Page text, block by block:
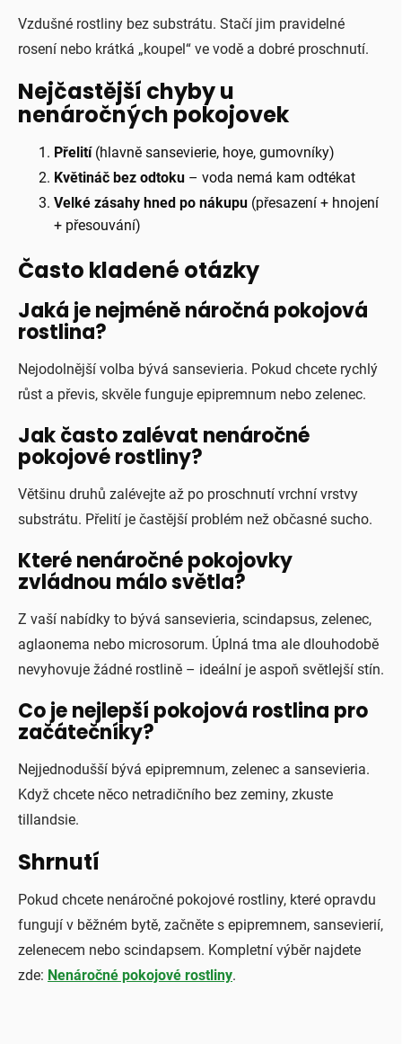
Vzdušné rostliny bez substrátu. Stačí jim pravidelné
rosení nebo krátká „koupel“ ve vodě a dobré proschnutí.
Nejčastější chyby u
nenáročných pokojovek
Přelití(hlavně sansevierie, hoye, gumovníky)
Květináč bez odtoku – voda nemá kam odtékat
Velké zásahy hned po nákupu (přesazení + hnojení
+ přesouvání)
Často kladené otázky
Jaká je nejméně náročná pokojová
rostlina?
Nejodolnější volba bývá sansevieria. Pokud chcete rychlý
růst a převis, skvěle funguje epipremnum nebo zelenec.
Jak často zalévat nenáročné
pokojové rostliny?
Většinu druhů zalévejte až po proschnutí vrchní vrstvy
substrátu. Přelití je častější problém než občasné sucho.
Které nenáročné pokojovky
zvládnou málo světla?
Z vaší nabídky to bývá sansevieria, scindapsus, zelenec,
aglaonema nebo microsorum. Úplná tma ale dlouhodobě
nevyhovuje žádné rostlině – ideální je aspoň světlejší stín.
Co je nejlepší pokojová rostlina pro
začátečníky?
Nejjednodušší bývá epipremnum, zelenec a sansevieria.
Když chcete něco netradičního bez zeminy, zkuste
tillandsie.
Shrnutí
Pokud chcete nenáročné pokojové rostliny, které opravdu
fungují v běžném bytě, začněte s epipremnem, sansevierií,
zelenecem nebo scindapsem. Kompletní výběr najdete
zde: Nenáročné pokojové rostliny.